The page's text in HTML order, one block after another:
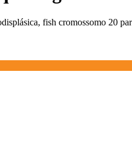
fish cromossomo 20